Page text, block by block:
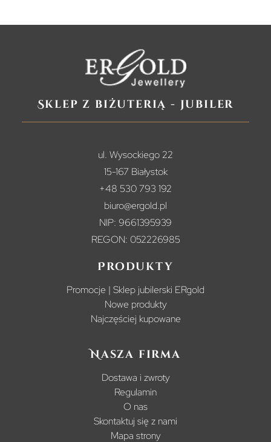
Sklep z biżuterią - jubiler
ul. Wysockiego 22
15-167 Białystok
+48 530 793 192
biuro@ergold.pl
NIP: 9661395939
REGON: 052226985
Produkty
Promocje | Sklep jubilerski ERgold
Nowe produkty
Najczęściej kupowane
Nasza firma
Dostawa i zwroty
Regulamin
O nas
Skontaktuj się z nami
Mapa strony